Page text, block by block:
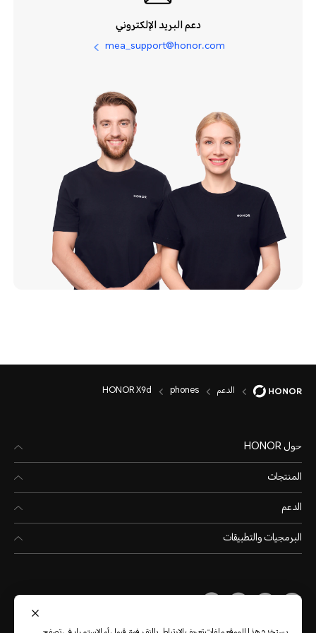
دعم البريد الإلكتروني
mea_support@honor.com
الدعم phones
HONOR X9d
حول HONOR
المنتجات
الدعم
البرمجيات والتطبيقات